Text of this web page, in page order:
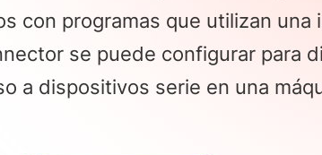
con programas que utilizan una
se puede configurar para
a dispositivos serie en una